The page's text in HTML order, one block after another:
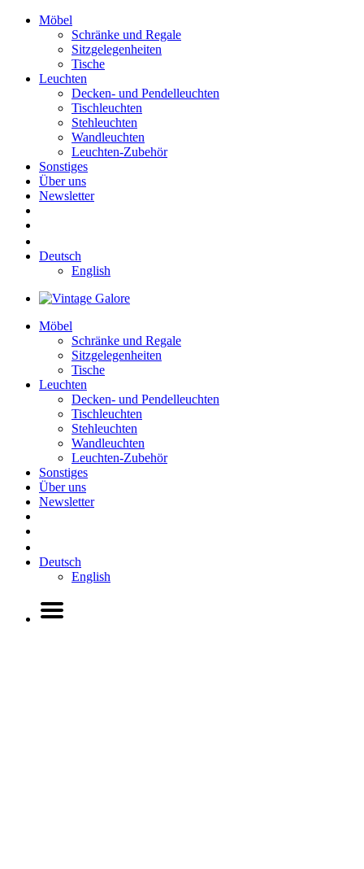
Möbel
Schränke und Regale
Sitzgelegenheiten
Tische
Leuchten
Decken- und Pendelleuchten
Tischleuchten
Stehleuchten
Wandleuchten
Leuchten-Zubehör
Sonstiges
Über uns
Newsletter
Deutsch
English
Möbel
Schränke und Regale
Sitzgelegenheiten
Tische
Leuchten
Decken- und Pendelleuchten
Tischleuchten
Stehleuchten
Wandleuchten
Leuchten-Zubehör
Sonstiges
Über uns
Newsletter
Deutsch
English